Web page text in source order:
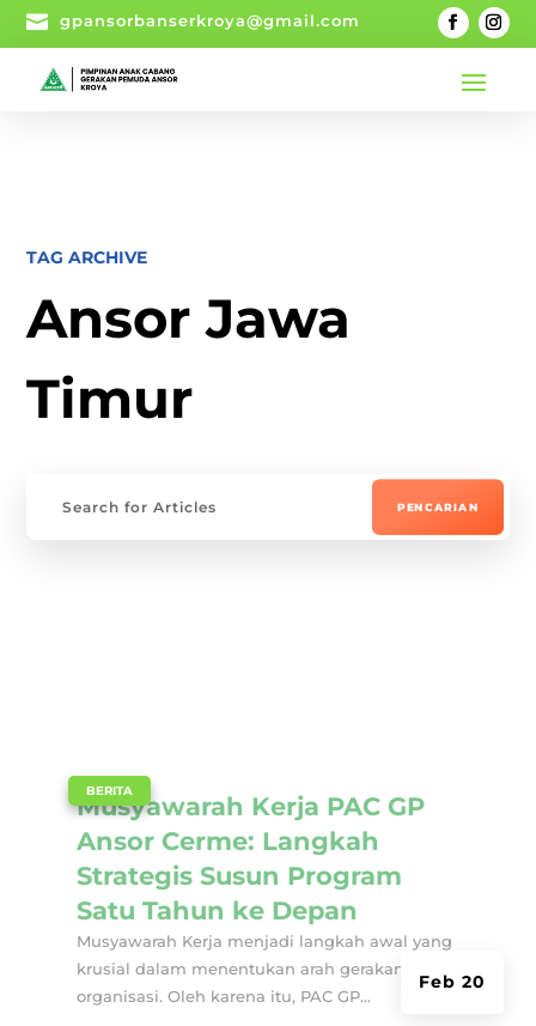
 gpansorbanserkroya@gmail.com
TAG ARCHIVE
Ansor Jawa
Timur
Musyawarah Kerja PAC GP
Ansor Cerme: Langkah
Strategis Susun Program
Satu Tahun ke Depan
Feb 20
BERITA
Musyawarah Kerja menjadi langkah awal yang
krusial dalam menentukan arah gerakan
organisasi. Oleh karena itu, PAC GP...